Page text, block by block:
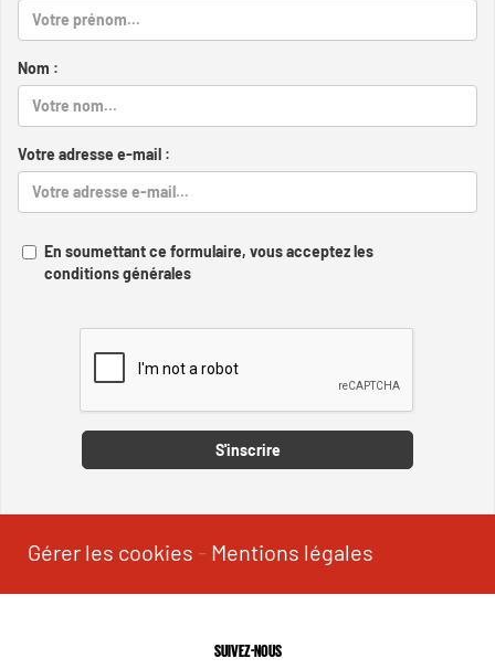
Nom :
Votre adresse e-mail :
En soumettant ce formulaire, vous acceptez les
conditions générales
S'inscrire
Gérer les cookies - Mentions légales
SUIVEZ-NOUS